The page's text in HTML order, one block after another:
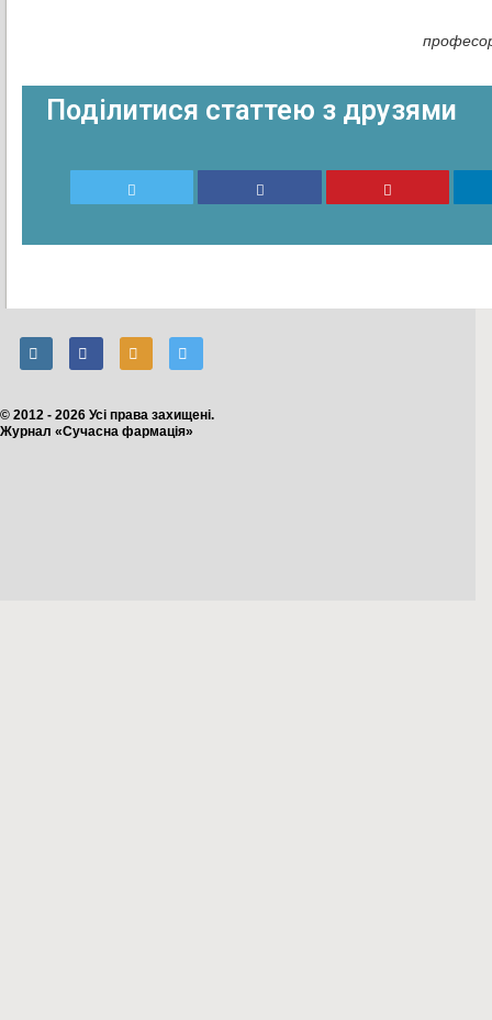
Поділитися статтею з друзями
© 2012 - 2026 Усі права захищені.
Журнал «Сучасна фармація»